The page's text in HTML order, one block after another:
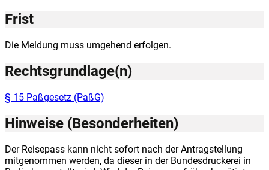
Frist
Die Meldung muss umgehend erfolgen.
Rechtsgrundlage(n)
§ 15 Paßgesetz (PaßG)
Hinweise (Besonderheiten)
Der Reisepass kann nicht sofort nach der Antragstellung
mitgenommen werden, da dieser in der Bundesdruckerei in